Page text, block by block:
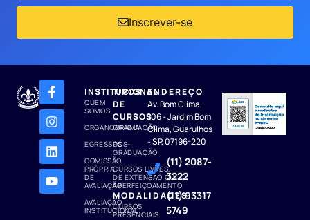
Inscrever-se
INSTITUCIONAL
QUEM
SOMOS
ORGANOGRAMA
EGRESSOS
COMISSÃO
PRÓPRIA
DE
AVALIAÇÃO
AVALIAÇÃO
INSTITUCIONAL
TIPOS
DE
CURSOS
GRADUAÇÃO
PÓS-
GRADUAÇÃO
CURSOS LIVRES,
DE EXTENSÃO OU
APERFEIÇOAMENTO
MODALIDADES
CURSOS
PRESENCIAIS
ENDEREÇO
Av. Bom Clima,
106 - Jardim Bom
Clima, Guarulhos
- SP, 07196-220
(11) 2087-
3222
(11) 93317
5749